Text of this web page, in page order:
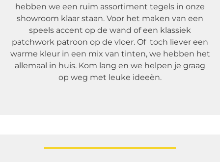
hebben we een ruim assortiment tegels in onze
showroom klaar staan. Voor het maken van een
speels accent op de wand of een klassiek
patchwork patroon op de vloer. Of toch liever een
warme kleur in een mix van tinten, we hebben het
allemaal in huis. Kom lang en we helpen je graag
op weg met leuke ideeën.